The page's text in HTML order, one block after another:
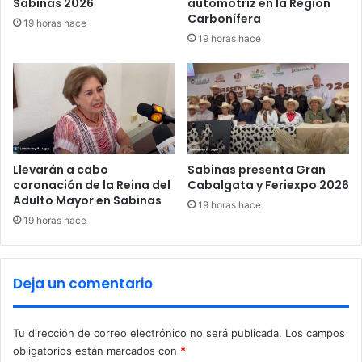
g
a
i
ó
n
d
e
l
P
l
a
n
e
u
a
l
l
u
n
c
i
p
i
o
19 horas hace
Carbonífera
19 horas hace
Llevarán a cabo
coronación de la Reina del
Adulto Mayor en Sabinas
19 horas hace
Sabinas presenta Gran
Cabalgata y Feriexpo 2026
19 horas hace
Deja un comentario
Tu dirección de correo electrónico no será publicada. Los campos
obligatorios están marcados con *